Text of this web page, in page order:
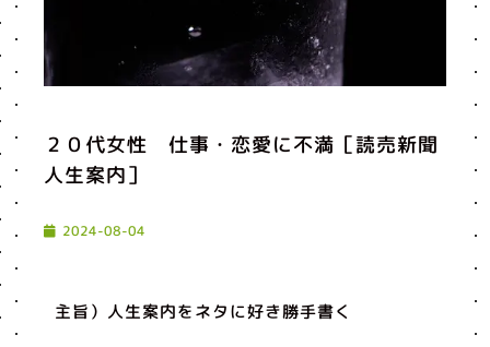
２０代女性 仕事・恋愛に不満［読売新聞
人生案内］
2024-08-04
主旨）人生案内をネタに好き勝手書く